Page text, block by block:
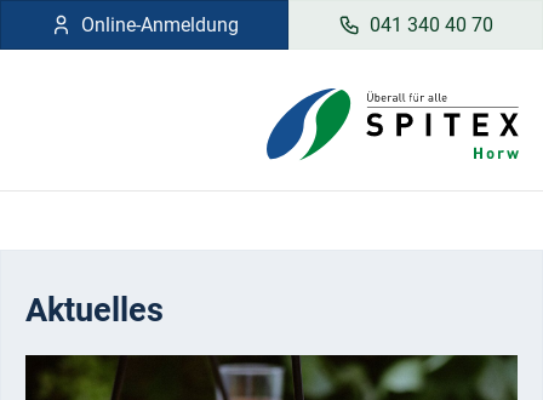
Online-Anmeldung 041 340 40 70
Aktuelles